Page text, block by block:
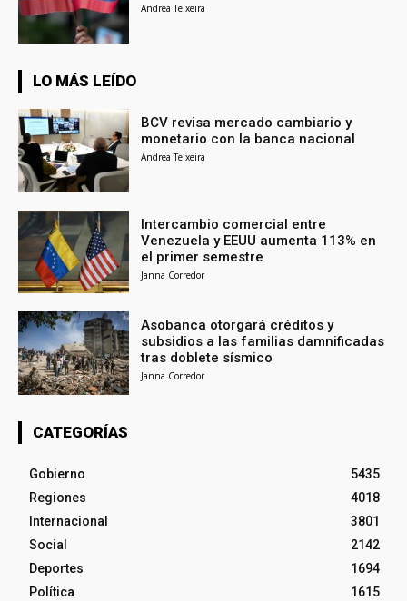
Andrea Teixeira
LO MÁS LEÍDO
BCV revisa mercado cambiario y
monetario con la banca nacional
Andrea Teixeira
Intercambio comercial entre
Venezuela y EEUU aumenta 113% en
el primer semestre
Janna Corredor
Asobanca otorgará créditos y
subsidios a las familias damnificadas
tras doblete sísmico
Janna Corredor
CATEGORÍAS
Gobierno
5435
Regiones
4018
Internacional
3801
Social
2142
Deportes
1694
Política
1615